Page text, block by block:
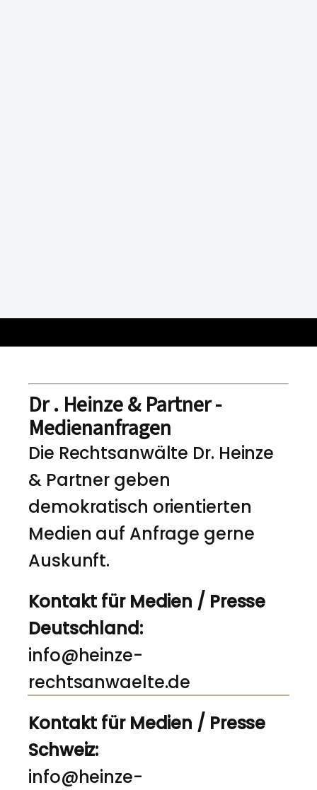
Dr . Heinze & Partner -
Medienanfragen
Die Rechtsanwälte Dr. Heinze
& Partner geben
demokratisch orientierten
Medien auf Anfrage gerne
Auskunft.
Kontakt für Medien / Presse
Deutschland:
info@heinze-
rechtsanwaelte.de
Kontakt für Medien / Presse
Schweiz:
info@heinze-